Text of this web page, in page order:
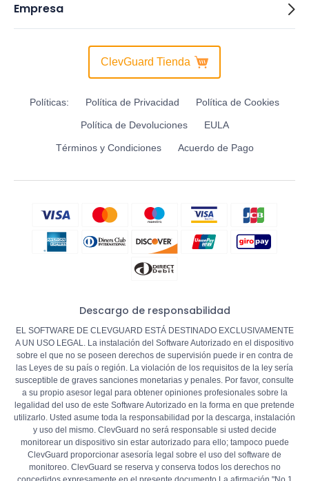
Empresa
ClevGuard Tienda
Políticas: Política de Privacidad Política de Cookies
Política de Devoluciones EULA
Términos y Condiciones Acuerdo de Pago
Descargo de responsabilidad
EL SOFTWARE DE CLEVGUARD ESTÁ DESTINADO EXCLUSIVAMENTE
A UN USO LEGAL. La instalación del Software Autorizado en el dispositivo
sobre el que no se poseen derechos de supervisión puede ir en contra de
las Leyes de su país o región. La violación de los requisitos de la ley sería
susceptible de graves sanciones monetarias y penales. Por favor, consulte
a su propio asesor legal para obtener opiniones profesionales sobre la
legalidad del uso de este Software Autorizado en la forma en que pretende
utilizarlo. Usted asume toda la responsabilidad por la descarga, instalación
y uso del mismo. ClevGuard no será responsable si usted decide
monitorear un dispositivo sin estar autorizado para ello; tampoco puede
ClevGuard proporcionar asesoría legal sobre el uso del software de
monitoreo. ClevGuard se reserva y conserva todos los derechos no